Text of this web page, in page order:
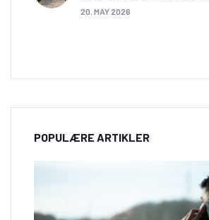
20. MAY 2026
POPULÆRE ARTIKLER